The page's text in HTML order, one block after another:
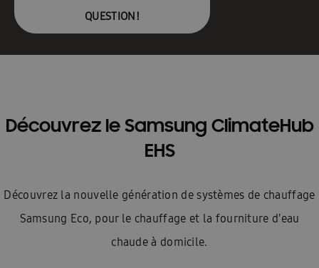
QUESTION!
Découvrez le Samsung ClimateHub
EHS
Découvrez la nouvelle génération de systèmes de chauffage
Samsung Eco, pour le chauffage et la fourniture d'eau
chaude à domicile.